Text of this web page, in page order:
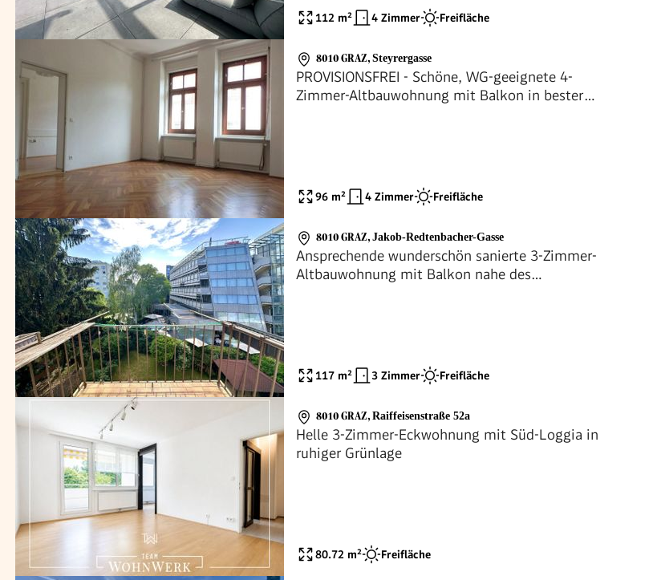
112 m² 4 Zimmer Freifläche
8010 GRAZ, Steyrergasse
PROVISIONSFREI - Schöne, WG-geeignete 4-
Zimmer-Altbauwohnung mit Balkon in bester
96 m² 4 Zimmer Freifläche
8010 GRAZ, Jakob-Redtenbacher-Gasse
Ansprechende wunderschön sanierte 3-Zimmer-
Altbauwohnung mit Balkon nahe des
117 m² 3 Zimmer Freifläche
8010 GRAZ, Raiffeisenstraße 52a
Helle 3-Zimmer-Eckwohnung mit Süd-Loggia in
ruhiger Grünlage
80.72 m² Freifläche